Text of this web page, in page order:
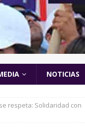
NOTICIAS
respeta: Solidaridad con